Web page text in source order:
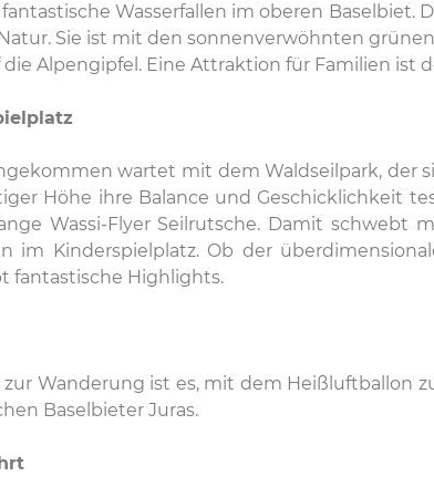
Wasserfallen im oberen
Sie ist mit den sonnenverwöhnten
Alpengipfel. Eine Attraktion für Familien ist
wartet mit dem Waldseilpark, der
Höhe ihre Balance und Geschicklichkeit
Wassi-Flyer Seilrutsche. Damit
im Kinderspielplatz. Ob der
fantastische Highlights.
Wanderung ist es, mit dem Heißluftballon
Baselbieter Juras.